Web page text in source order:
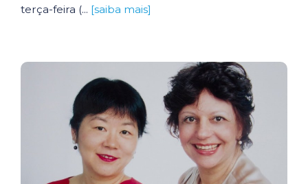
terça-feira (... [saiba mais]